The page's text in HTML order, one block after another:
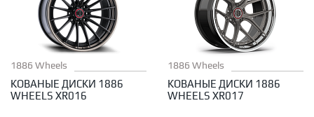
1886 Wheels
КОВАНЫЕ ДИСКИ 1886
WHEELS XR016
1886 Wheels
КОВАНЫЕ ДИСКИ 1886
WHEELS XR017